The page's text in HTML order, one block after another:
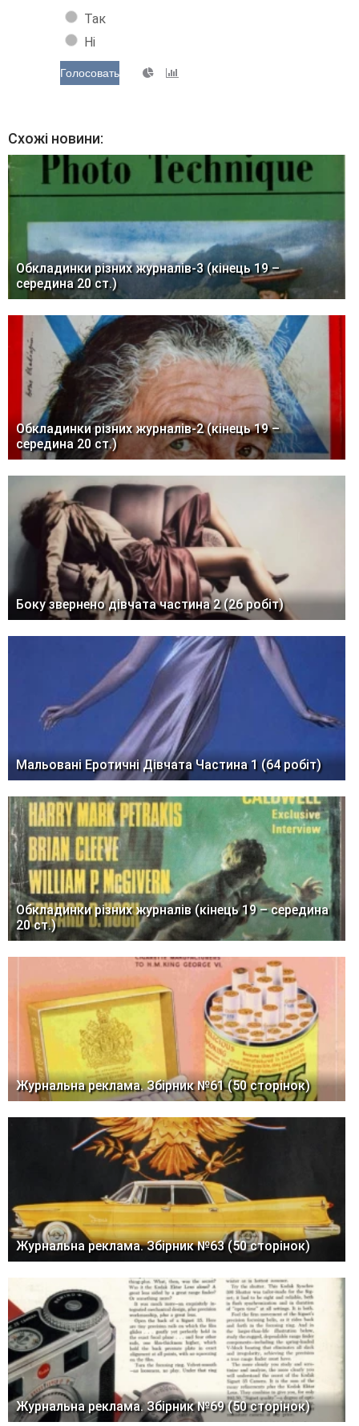
Так
Ні
Голосовать
Схожі новини:
Обкладинки різних журналів-3 (кінець 19 –
середина 20 ст.)
Обкладинки різних журналів-2 (кінець 19 –
середина 20 ст.)
Боку звернено дівчата частина 2 (26 робіт)
Мальовані Еротичні Дівчата Частина 1 (64 робіт)
Обкладинки різних журналів (кінець 19 – середина
20 ст.)
Журнальна реклама. Збірник №61 (50 сторінок)
Журнальна реклама. Збірник №63 (50 сторінок)
Журнальна реклама. Збірник №69 (50 сторінок)